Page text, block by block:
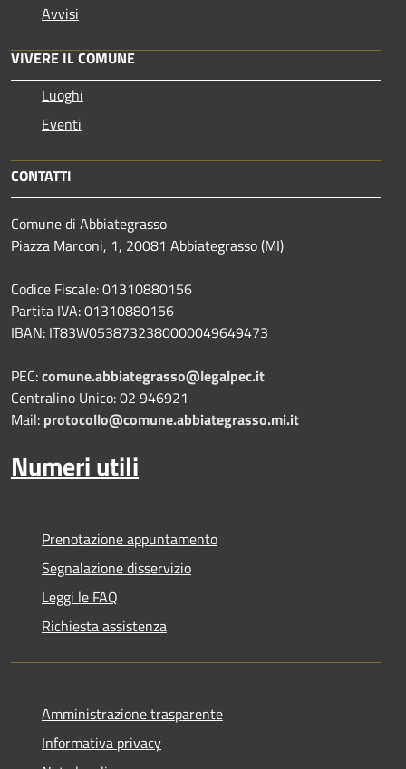
Avvisi
VIVERE IL COMUNE
Luoghi
Eventi
CONTATTI
Comune di Abbiategrasso
Piazza Marconi, 1, 20081 Abbiategrasso (MI)
Codice Fiscale: 01310880156
Partita IVA: 01310880156
IBAN: IT83W0538732380000049649473
PEC:comune.abbiategrasso@legalpec.it
Centralino Unico: 02 946921
Mail: protocollo@comune.abbiategrasso.mi.it
Numeri utili
Prenotazione appuntamento
Segnalazione disservizio
Leggi le FAQ
Richiesta assistenza
Amministrazione trasparente
Informativa privacy